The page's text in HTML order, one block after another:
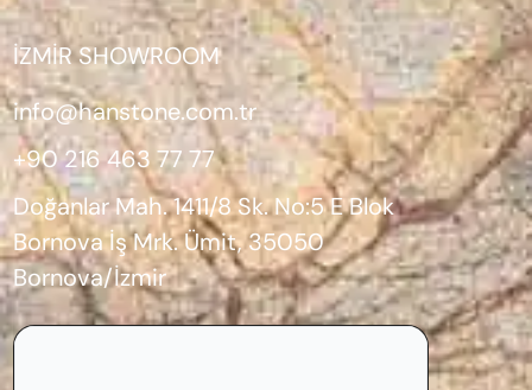
İZMİR SHOWROOM
info@hanstone.com.tr
+90 216 463 77 77
Doğanlar Mah. 1411/8 Sk. No:5 E Blok
Bornova İş Mrk. Ümit, 35050
Bornova/İzmir